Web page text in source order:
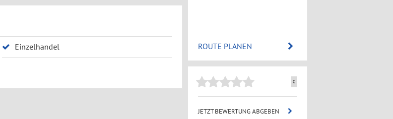
Einzelhandel ROUTE PLANEN
0
JETZT BEWERTUNG ABGEBEN